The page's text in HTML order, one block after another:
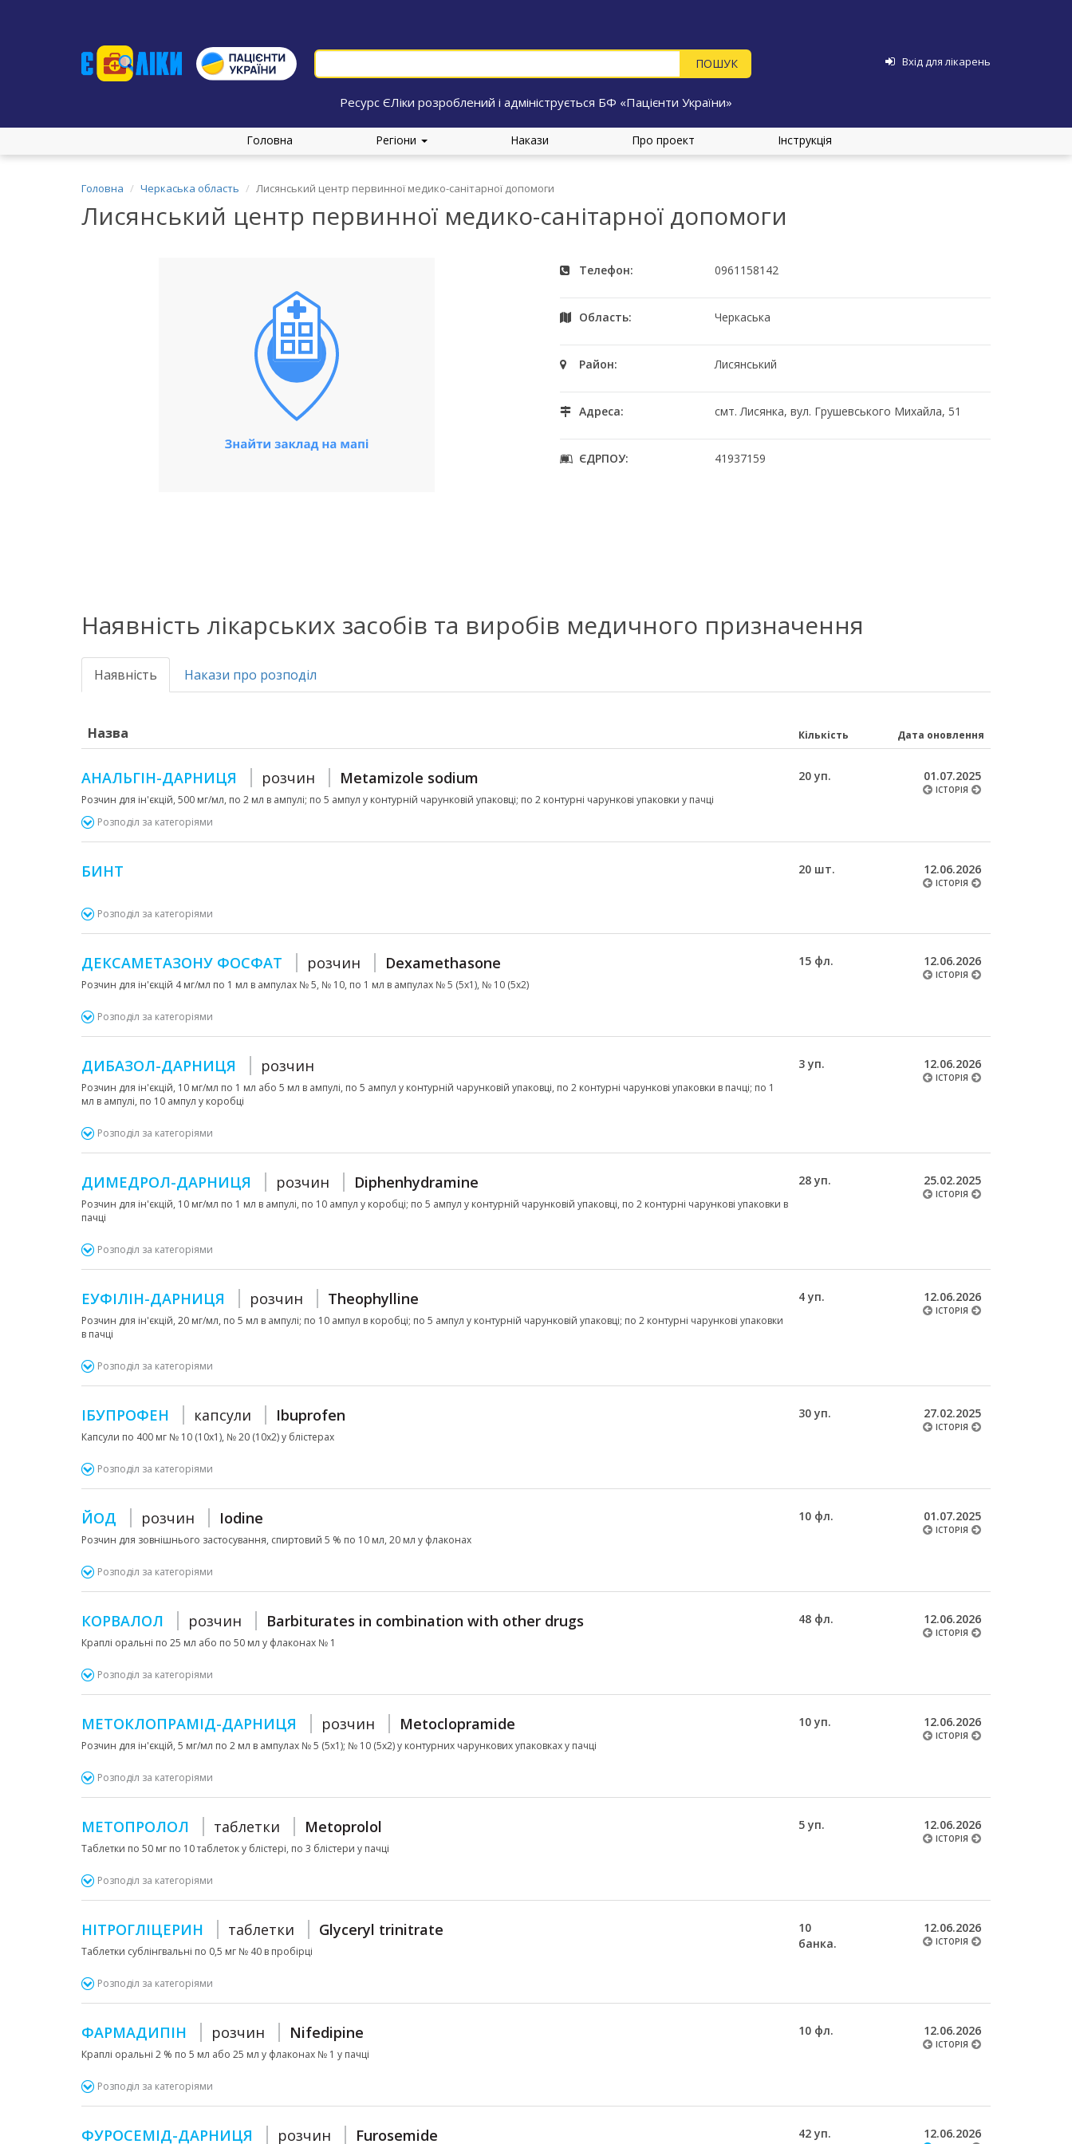
Вхід для лікарень
Ресурс ЄЛіки розроблений і адмініструється БФ «Пацієнти України»
Головна Регіони Накази Про проект Інструкція
Головна Черкаська область Лисянський центр первинної медико-санітарної допомоги
Лисянський центр первинної медико-санітарної допомоги
Телефон: 0961158142
Область: Черкаська
Район: Лисянський
Адреса: смт. Лисянка, вул. Грушевського Михайла, 51
ЄДРПОУ: 41937159
Наявність лікарських засобів та виробів медичного призначення
Наявність Накази про розподіл
Назва Кількість Дата оновлення
АНАЛЬГІН-ДАРНИЦЯ розчин Metamizole sodium
Розчин для ін'єкцій, 500 мг/мл, по 2 мл в ампулі; по 5 ампул у контурній чарунковій упаковці; по 2 контурні чарункові упаковки у пачці
20 уп. 01.07.2025
ІСТОРІЯ
Розподіл за категоріями
БИНТ 20 шт. 12.06.2026
ІСТОРІЯ
Розподіл за категоріями
ДЕКСАМЕТАЗОНУ ФОСФАТ розчин Dexamethasone
Розчин для ін'єкцій 4 мг/мл по 1 мл в ампулах № 5, № 10, по 1 мл в ампулах № 5 (5х1), № 10 (5х2)
15 фл. 12.06.2026
ІСТОРІЯ
Розподіл за категоріями
ДИБАЗОЛ-ДАРНИЦЯ розчин
Розчин для ін'єкцій, 10 мг/мл по 1 мл або 5 мл в ампулі, по 5 ампул у контурній чарунковій упаковці, по 2 контурні чарункові упаковки в пачці; по 1
мл в ампулі, по 10 ампул у коробці
3 уп. 12.06.2026
ІСТОРІЯ
Розподіл за категоріями
ДИМЕДРОЛ-ДАРНИЦЯ розчин Diphenhydramine
Розчин для ін'єкцій, 10 мг/мл по 1 мл в ампулі, по 10 ампул у коробці; по 5 ампул у контурній чарунковій упаковці, по 2 контурні чарункові упаковки в
пачці
28 уп. 25.02.2025
ІСТОРІЯ
Розподіл за категоріями
ЕУФІЛІН-ДАРНИЦЯ розчин Theophylline
Розчин для ін'єкцій, 20 мг/мл, по 5 мл в ампулі; по 10 ампул в коробці; по 5 ампул у контурній чарунковій упаковці; по 2 контурні чарункові упаковки
в пачці
4 уп. 12.06.2026
ІСТОРІЯ
Розподіл за категоріями
ІБУПРОФЕН капсули Ibuprofen
Капсули по 400 мг № 10 (10х1), № 20 (10х2) у блістерах
30 уп. 27.02.2025
ІСТОРІЯ
Розподіл за категоріями
ЙОД розчин Iodine
Розчин для зовнішнього застосування, спиртовий 5 % по 10 мл, 20 мл у флаконах
10 фл. 01.07.2025
ІСТОРІЯ
Розподіл за категоріями
КОРВАЛОЛ розчин Barbiturates in combination with other drugs
Краплі оральні по 25 мл або по 50 мл у флаконах № 1
48 фл. 12.06.2026
ІСТОРІЯ
Розподіл за категоріями
МЕТОКЛОПРАМІД-ДАРНИЦЯ розчин Metoclopramide
Розчин для ін'єкцій, 5 мг/мл по 2 мл в ампулах № 5 (5х1); № 10 (5х2) у контурних чарункових упаковках у пачці
10 уп. 12.06.2026
ІСТОРІЯ
Розподіл за категоріями
МЕТОПРОЛОЛ таблетки Metoprolol
Таблетки по 50 мг по 10 таблеток у блістері, по 3 блістери у пачці
5 уп. 12.06.2026
ІСТОРІЯ
Розподіл за категоріями
НІТРОГЛІЦЕРИН таблетки Glyceryl trinitrate
Таблетки сублінгвальні по 0,5 мг № 40 в пробірці
10
банка.
12.06.2026
ІСТОРІЯ
Розподіл за категоріями
ФАРМАДИПІН розчин Nifedipine
Краплі оральні 2 % по 5 мл або 25 мл у флаконах № 1 у пачці
10 фл. 12.06.2026
ІСТОРІЯ
Розподіл за категоріями
ФУРОСЕМІД-ДАРНИЦЯ розчин Furosemide 42 уп. 12.06.2026